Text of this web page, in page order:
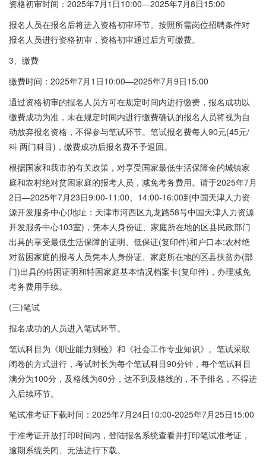
资格初审时间：2025年7月1日10:00—2025年7月8日15:00
报名人员在报名后将进入资格初审环节。按照所需岗位招聘条件对
报名人员进行资格初审，资格初审通过后方可缴费。
3、缴费
缴费时间：2025年7月1日10:00—2025年7月9日15:00
通过资格初审的报名人员方可在规定时间内进行缴费，报名成功以
缴费成功为准，未在规定时间内进行缴费确认的报名人员将视为自
动放弃报名资格，不得参与笔试环节。笔试报名费每人90元(45元/
科 两门科目)，缴费成功后报名费不予退回。
根据国家和我市的有关政策，对享受国家最低生活保障金的城镇家
庭和农村绝对贫困家庭的报考人员，减免考务费用。请于2025年7月
2日—2025年7月23日9:00-11:00、14:00-16:00到中国天津人力资
源开发服务中心(地址：天津市河西区九龙路58号中国天津人力资源
开发服务中心103室)，凭本人身份证、家庭所在地的区县民政部门
出具的享受最低生活保障的证明、低保证(复印件)和户口本;农村绝
对贫困家庭的报考人员凭本人身份证、家庭所在地的区县扶贫办(部
门)出具的特困证明和特困家庭基本情况档案卡(复印件)，办理减免
考务费用手续。
(三)笔试
报名成功的人员进入笔试环节。
笔试科目为《职业能力测验》和《社会工作专业知识》。笔试采取
闭卷的方式进行，考试时长为每个笔试科目90分钟，每个笔试科目
满分为100分，及格线为60分，达不到及格线的，不予排名，不得进
入后续环节。
笔试准考证下载时间：2025年7月24日10:00-2025年7月25日15:00
于准考证开放打印时间内，登陆报名系统查看并打印笔试准考证，
逾期系统关闭、无法进行下载。